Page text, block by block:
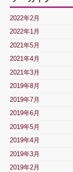
2022年2月
2022年1月
2021年5月
2021年4月
2021年3月
2019年8月
2019年7月
2019年6月
2019年5月
2019年4月
2019年3月
2019年2月